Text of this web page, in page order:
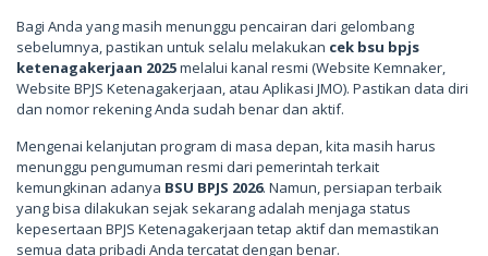
Bagi Anda yang masih menunggu pencairan dari gelombang
sebelumnya, pastikan untuk selalu melakukan cek bsu bpjs
ketenagakerjaan 2025melalui kanal resmi (Website Kemnaker,
Website BPJS Ketenagakerjaan, atau Aplikasi JMO). Pastikan data diri
dan nomor rekening Anda sudah benar dan aktif.
Mengenai kelanjutan program di masa depan, kita masih harus
menunggu pengumuman resmi dari pemerintah terkait
kemungkinan adanya BSU BPJS 2026. Namun, persiapan terbaik
yang bisa dilakukan sejak sekarang adalah menjaga status
kepesertaan BPJS Ketenagakerjaan tetap aktif dan memastikan
semua data pribadi Anda tercatat dengan benar.